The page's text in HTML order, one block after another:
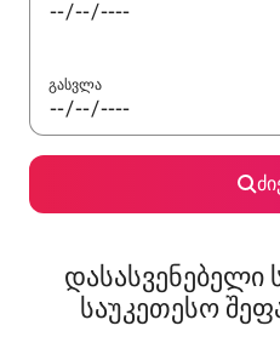
გასვლა
დასასვენებელი
საუკეთესო